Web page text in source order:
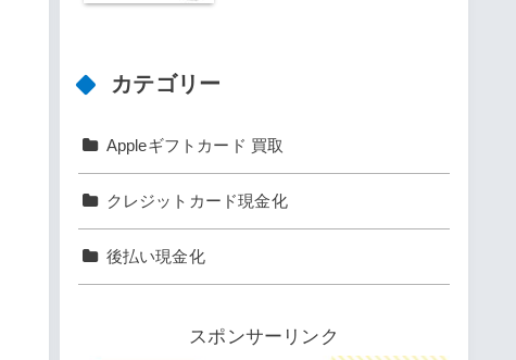
カテゴリー
Appleギフトカード 買取
クレジットカード現金化
後払い現金化
スポンサーリンク